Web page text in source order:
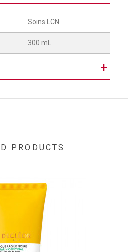
Soins LCN
300 mL
+
DEHYDROACETIC ACID,
HYDROXYISOHEXYL 3-
CITRIC ACID,
ASCORBIC ACID,
CULTURE FILTRATE,
(RED 33), SODIUM CHLORIDE,
PRODUCTS